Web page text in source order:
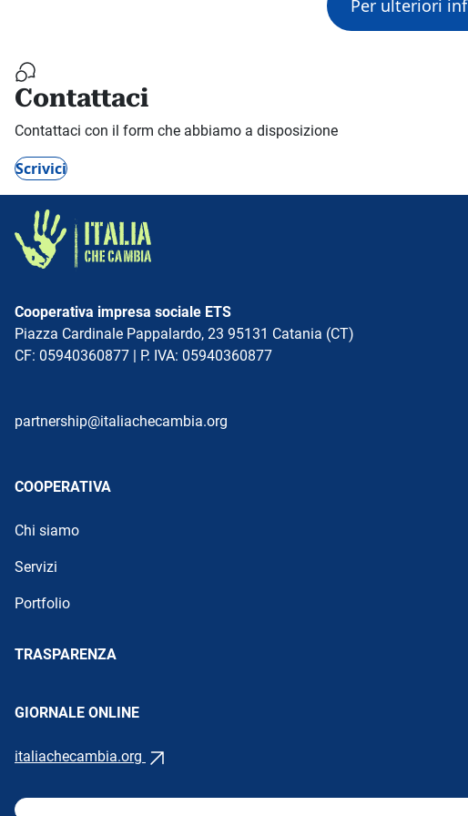
Per ulteriori
Contattaci
Contattaci con il form che abbiamo a disposizione
Scrivici
Cooperativa impresa sociale ETS
Piazza Cardinale Pappalardo, 23 95131 Catania (CT)
CF: 05940360877 | P. IVA: 05940360877
partnership@italiachecambia.org
COOPERATIVA
Chi siamo
Servizi
Portfolio
TRASPARENZA
GIORNALE ONLINE
italiachecambia.org